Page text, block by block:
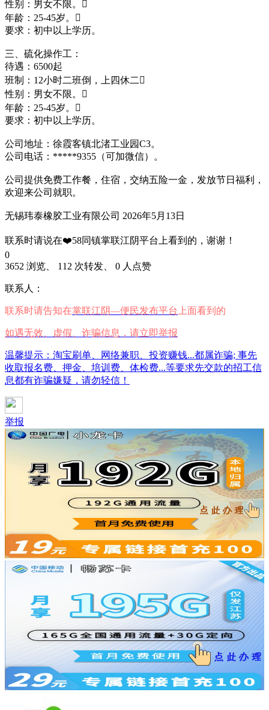
性别：男女不限。
年龄：25-45岁。
要求：初中以上学历。
三、硫化操作工：
待遇：6500起
班制：12小时二班倒，上四休二
性别：男女不限。
年龄：25-45岁。
要求：初中以上学历。
公司地址：徐霞客镇北渚工业园C3。
公司电话：*****9355（可加微信）。
公司提供免费工作餐，住宿，交纳五险一金，发放节日福利，
欢迎来公司就职。
无锡玮泰橡胶工业有限公司 2026年5月13日
联系时请说在❤️58同镇掌联江阴平台上看到的，谢谢！
0
3652 浏览、 112 次转发、 0 人点赞
联系人：
联系时请告知在掌联江阴—便民发布平台 上面看到的
如遇无效、虚假、诈骗信息，请立即举报
温馨提示：淘宝刷单、网络兼职、投资赚钱...都属诈骗; 事先
收取报名费、押金、培训费、体检费...等要求先交款的招工信
息都有诈骗嫌疑，请勿轻信！
举报